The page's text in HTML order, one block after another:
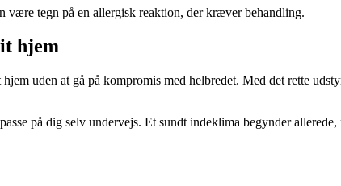
være tegn på en allergisk reaktion, der kræver behandling.
hjem
uden at gå på kompromis med helbredet. Med det rette
på dig selv undervejs. Et sundt indeklima begynder